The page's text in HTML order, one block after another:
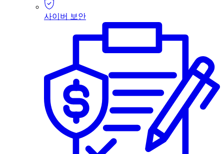
사이버 보안